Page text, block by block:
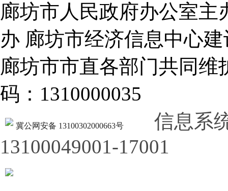
廊坊市人民政府办公室
办 廊坊市经济信息中心建
廊坊市市直各部门共同
码：1310000035
冀公网安备 13100302000663号
信息系
13100049001-17001